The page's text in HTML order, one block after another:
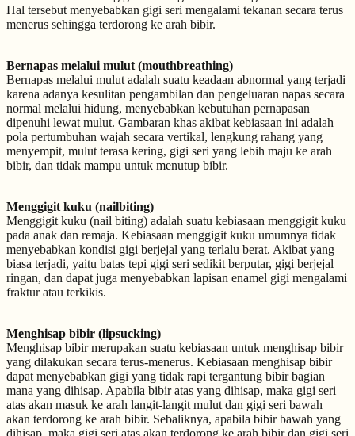
Hal tersebut menyebabkan gigi seri mengalami tekanan secara terus
menerus sehingga terdorong ke arah bibir.
Bernapas melalui mulut (mouthbreathing)
Bernapas melalui mulut adalah suatu keadaan abnormal yang terjadi
karena adanya kesulitan pengambilan dan pengeluaran napas secara
normal melalui hidung, menyebabkan kebutuhan pernapasan
dipenuhi lewat mulut. Gambaran khas akibat kebiasaan ini adalah
pola pertumbuhan wajah secara vertikal, lengkung rahang yang
menyempit, mulut terasa kering, gigi seri yang lebih maju ke arah
bibir, dan tidak mampu untuk menutup bibir.
Menggigit kuku (nailbiting)
Menggigit kuku (nail biting) adalah suatu kebiasaan menggigit kuku
pada anak dan remaja. Kebiasaan menggigit kuku umumnya tidak
menyebabkan kondisi gigi berjejal yang terlalu berat. Akibat yang
biasa terjadi, yaitu batas tepi gigi seri sedikit berputar, gigi berjejal
ringan, dan dapat juga menyebabkan lapisan enamel gigi mengalami
fraktur atau terkikis.
Menghisap bibir (lipsucking)
Menghisap bibir merupakan suatu kebiasaan untuk menghisap bibir
yang dilakukan secara terus-menerus. Kebiasaan menghisap bibir
dapat menyebabkan gigi yang tidak rapi tergantung bibir bagian
mana yang dihisap. Apabila bibir atas yang dihisap, maka gigi seri
atas akan masuk ke arah langit-langit mulut dan gigi seri bawah
akan terdorong ke arah bibir. Sebaliknya, apabila bibir bawah yang
dihisap, maka gigi seri atas akan terdorong ke arah bibir dan gigi seri